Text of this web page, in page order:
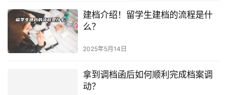
建档介绍！留学生建档的流程是什
么？
2025年5月14日
拿到调档函后如何顺利完成档案调
动？